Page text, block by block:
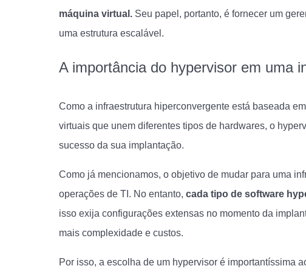
máquina virtual. Seu papel, portanto, é fornecer um
uma estrutura escalável.
A importância do hypervisor em uma
Como a infraestrutura hiperconvergente está baseada
virtuais que unem diferentes tipos de hardwares, o
sucesso da sua implantação.
Como já mencionamos, o objetivo de mudar para uma
operações de TI. No entanto, cada tipo de software
isso exija configurações extensas no momento da
mais complexidade e custos.
Por isso, a escolha de um hypervisor é importantíssima